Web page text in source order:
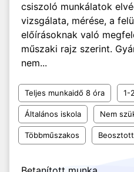
csiszoló munkálatok
vizsgálata, mérése, a
előírásoknak való
műszaki rajz szerint.
nem...
Teljes munkaidő 8 óra 1-
Általános iskola Nem
Többműszakos Beosztott